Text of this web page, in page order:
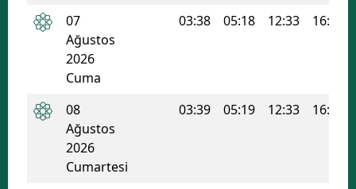
07
Ağustos
2026
Cuma
03:38 05:18 12:33 16:25
08
Ağustos
2026
Cumartesi
03:39 05:19 12:33 16:24